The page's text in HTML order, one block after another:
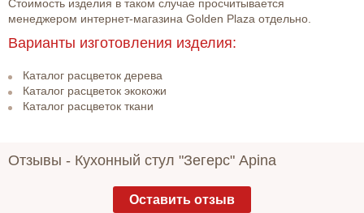
Стоимость изделия в таком случае просчитывается
менеджером интернет-магазина Golden Plaza отдельно.
Варианты изготовления изделия:
Каталог расцветок дерева
Каталог расцветок экокожи
Каталог расцветок ткани
Отзывы - Кухонный стул "Зегерс" Apina
Оставить отзыв